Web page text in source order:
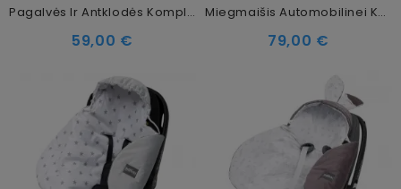
Pagalvės Ir Antklodės Komplektas Star Way, 75 X 100 Cm
59,00 €
Miegmaišis Automobilinei Kėdutei, Vežimėliui Copse
79,00 €